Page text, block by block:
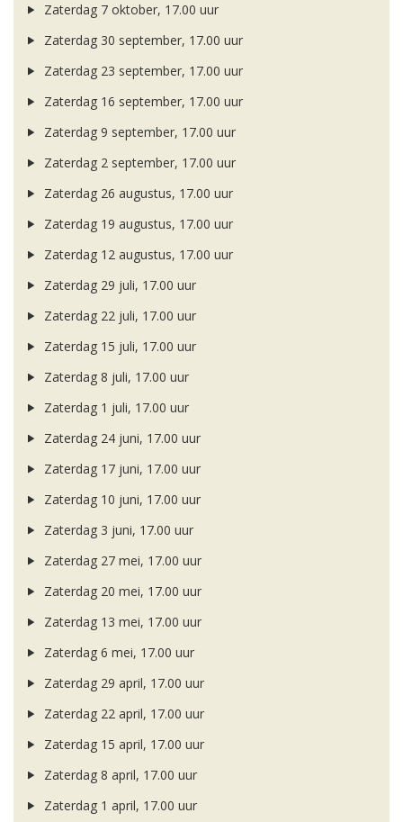
Zaterdag 7 oktober, 17.00 uur
Zaterdag 30 september, 17.00 uur
Zaterdag 23 september, 17.00 uur
Zaterdag 16 september, 17.00 uur
Zaterdag 9 september, 17.00 uur
Zaterdag 2 september, 17.00 uur
Zaterdag 26 augustus, 17.00 uur
Zaterdag 19 augustus, 17.00 uur
Zaterdag 12 augustus, 17.00 uur
Zaterdag 29 juli, 17.00 uur
Zaterdag 22 juli, 17.00 uur
Zaterdag 15 juli, 17.00 uur
Zaterdag 8 juli, 17.00 uur
Zaterdag 1 juli, 17.00 uur
Zaterdag 24 juni, 17.00 uur
Zaterdag 17 juni, 17.00 uur
Zaterdag 10 juni, 17.00 uur
Zaterdag 3 juni, 17.00 uur
Zaterdag 27 mei, 17.00 uur
Zaterdag 20 mei, 17.00 uur
Zaterdag 13 mei, 17.00 uur
Zaterdag 6 mei, 17.00 uur
Zaterdag 29 april, 17.00 uur
Zaterdag 22 april, 17.00 uur
Zaterdag 15 april, 17.00 uur
Zaterdag 8 april, 17.00 uur
Zaterdag 1 april, 17.00 uur